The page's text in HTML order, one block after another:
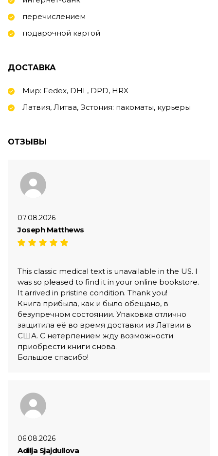
перечислением
подарочной картой
ДОСТАВКА
Мир: Fedex, DHL, DPD, HRX
Латвия, Литва, Эстония: пакоматы, курьеры
ОТЗЫВЫ
07.08.2026
Joseph Matthews
This classic medical text is unavailable in the US. I
was so pleased to find it in your online bookstore.
It arrived in pristine condition. Thank you!
Книга прибыла, как и было обещано, в
безупречном состоянии. Упаковка отлично
защитила её во время доставки из Латвии в
США. С нетерпением жду возможности
приобрести книги снова.
Большое спасибо!
06.08.2026
Adilja Sjajdullova